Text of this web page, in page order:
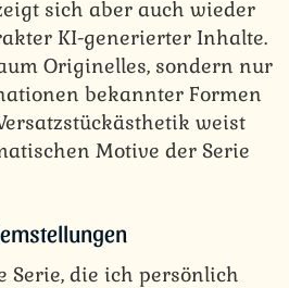
sich aber auch wieder
KI-generierter Inhalte.
Originelles, sondern nur
bekannter Formen
weist
Motive der Serie
Serie, die ich persönlich